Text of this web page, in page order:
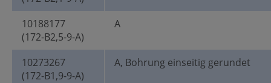
10188177
(172-B2,5-9-A)
A
10273267
(172-B1,9-9-A)
A, Bohrung einseitig gerundet